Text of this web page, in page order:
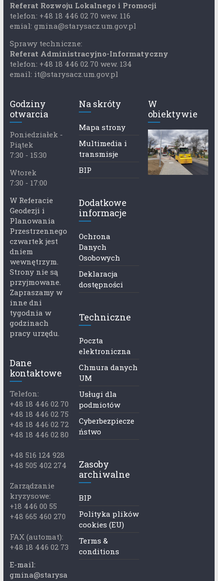
Referat Rozwoju Lokalnego i Promocji
telefon: +48 18 446 02 70 wew. 116
emial: gmina@starysacz.um.gov.pl
Sprawy techniczne:
Referat Administracyjno-Informatyczny
telefon: +48 18 446 02 70 wew. 134
email: it@starysacz.um.gov.pl
Godziny
otwarcia
Poniedziałek -
Piątek
7:30 - 15:30
Wtorek
7:30 - 17:00
W Referacie
Geodezji i
Planowania
Przestrzennego
czwartek jest
dniem
wewnętrzym.
Strony nie są
przyjmowane.
Zapraszamy w
inne dni
tygodnia w
godzinach
pracy urzędu.
Dane
kontaktowe
Telefon:
+48 18 446 02 70
+48 18 446 02 75
+48 18 446 02 72
+48 18 446 02 80
+48 516 124 928
+48 505 402 274
Zarządzanie
kryzysowe:
+18 446 00 55
+48 665 460 270
FAX (automat):
+48 18 446 02 73
E-mail:
gmina@starysa
Na skróty
Mapa strony
Multimedia i
transmisje
BIP
Dodatkowe
informacje
Ochrona
Danych
Osobowych
Deklaracja
dostępności
Techniczne
Poczta
elektroniczna
Chmura danych
UM
Usługi dla
podmiotów
Cyberbezpiecze
ństwo
Zasoby
archiwalne
BIP
Polityka plików
cookies (EU)
Terms &
conditions
W
obiektywie